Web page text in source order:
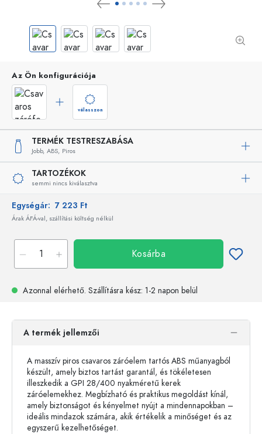
Az Ön konfigurációja
válasszon
TERMÉK TESTRESZABÁSA
Jobb, ABS, Piros
TARTOZÉKOK
semmi nincs kiválasztva
Egységár: 7 223 Ft
Árak ÁFÁ-val, szállítási költség nélkül
Kosárba
Azonnal elérhető. Szállításra kész: 1-2 napon belül
A termék jellemzői
A masszív piros csavaros záróelem tartós ABS műanyagból
készült, amely biztos tartást garantál, és tökéletesen
illeszkedik a GPI 28/400 nyakméretű kerek
záróelemekhez. Megbízható és praktikus megoldást kínál,
amely biztonságot és kényelmet nyújt a mindennapokban –
ideális mindazok számára, akik értékelik a minőséget és az
egyszerű kezelhetőséget.